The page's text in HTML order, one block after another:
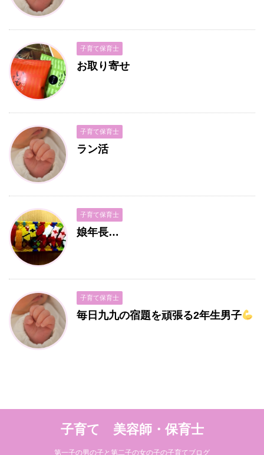
子育て保育士
お取り寄せ
子育て保育士
ラン活
子育て保育士
娘年長…
子育て保育士
毎日九九の宿題を頑張る2年生男子
子育て 美容師・保育士
第一子の男の子と第二子の女の子の子育てブログ